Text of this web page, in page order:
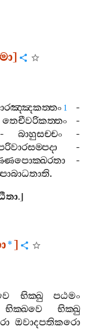
]
1
-
තෙචීවරිකත‍්තං -
බාහුසච‍්චං -
-
-
.
.]
*]
භික‍්ඛු
පඨමං
භික‍්ඛවෙ
භික‍්ඛු
ඔවාදපතිකරො